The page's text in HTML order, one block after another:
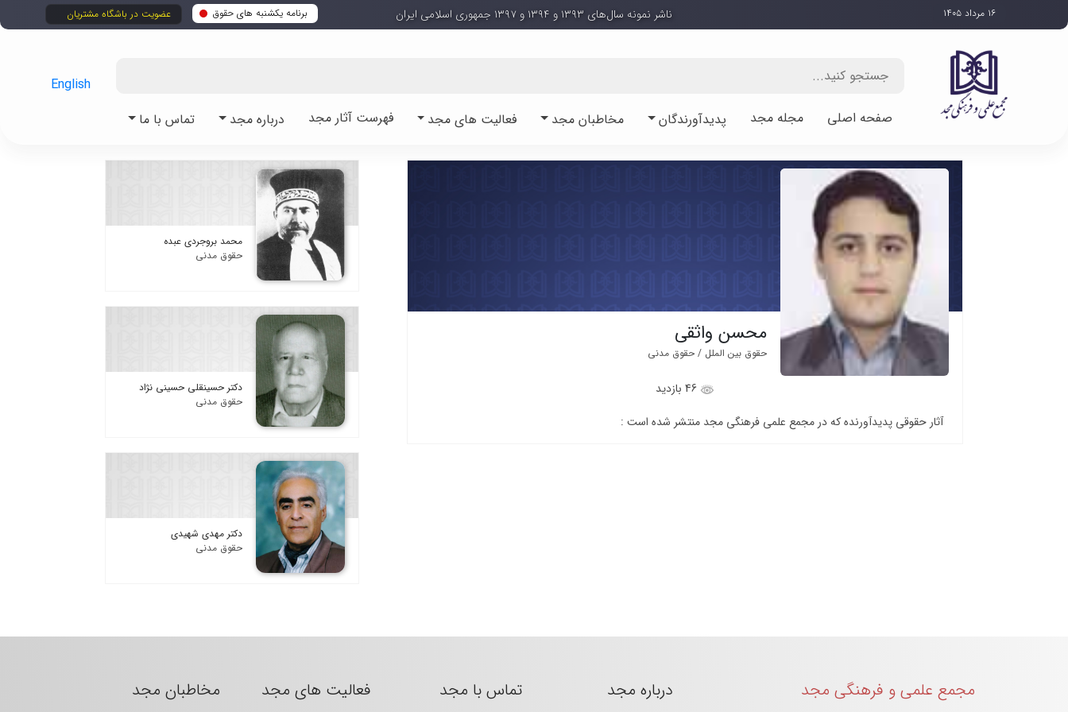
برنامه یکشنبه های حقوق عضویت در باشگاه مشتریان ۱۶ مرداد ۱۴۰۵ ناشر نمونه سال‌های ۱۳۹۳ و ۱۳۹۴ و ۱۳۹۷ جمهوری اسلامی ایران
صفحه اصلی مجله مجد پدیدآورندگان مخاطبان مجد فعالیت های مجد فهرست آثار مجد درباره مجد تماس با ما
English
محسن واثقی
حقوق بین الملل / حقوق مدنی
آثار حقوقی پدیدآورنده که در مجمع علمی فرهنگی مجد منتشر شده است :
محمد بروجردی عبده
حقوق مدنی
دکتر حسینقلی حسینی نژاد
حقوق مدنی
دکتر مهدی شهیدی
حقوق مدنی
مجمع علمی و فرهنگی مجد درباره مجد تماس با مجد فعالیت های مجد مخاطبان مجد